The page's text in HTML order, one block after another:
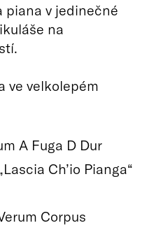
piana v jedinečné
na
ve velkolepém
A Fuga D Dur
Ch’io Pianga“
Corpus